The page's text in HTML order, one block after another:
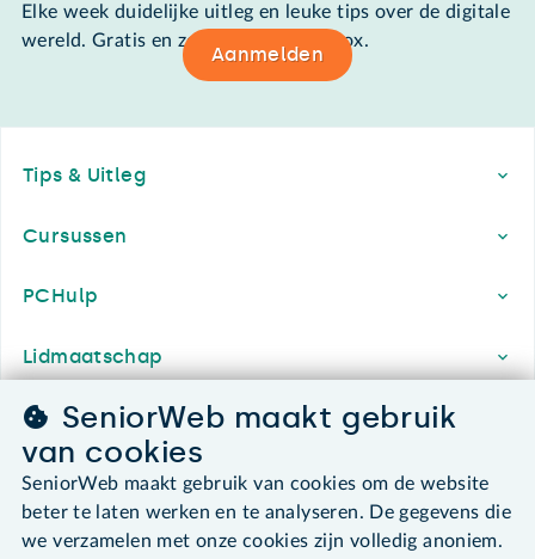
Elke week duidelijke uitleg en leuke tips over de digitale
wereld. Gratis en zomaar in de mailbox.
Aanmelden
Tips & Uitleg
Cursussen
PCHulp
Lidmaatschap
Contact & Service
Over SeniorWeb
SeniorWeb maakt gebruik
van cookies
SeniorWeb maakt gebruik van cookies om de website
beter te laten werken en te analyseren. De gegevens die
we verzamelen met onze cookies zijn volledig anoniem.